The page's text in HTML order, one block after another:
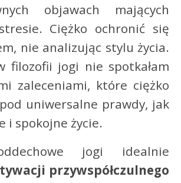
objawach mających
Ciężko ochronić się
nie analizując stylu życia.
filozofii jogi nie spotkałam
zaleceniami, które ciężko
uniwersalne prawdy, jak
i spokojne życie.
jogi idealnie
przywspółczulnego